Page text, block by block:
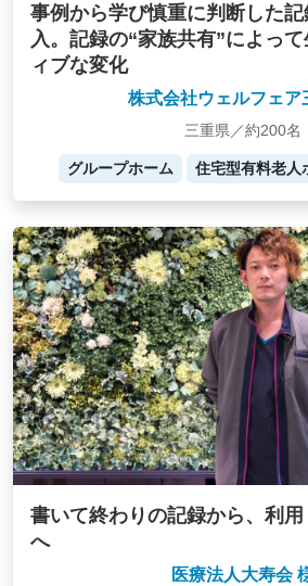
事例から学び慎重に判断した
入。記録の“家族共有”によっ
ィブな変化
株式会社ウェルフェア
三重県／約200名
グループホーム 住宅型有料老人
書いて終わりの記録から、利
へ
医療法人大寿会